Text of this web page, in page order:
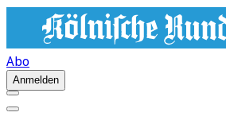
Abo
Anmelden